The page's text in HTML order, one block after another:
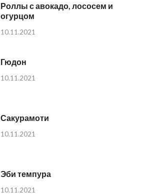
Роллы с авокадо, лососем и
огурцом
10.11.2021
Гюдон
10.11.2021
Сакурамоти
10.11.2021
Эби темпура
10.11.2021